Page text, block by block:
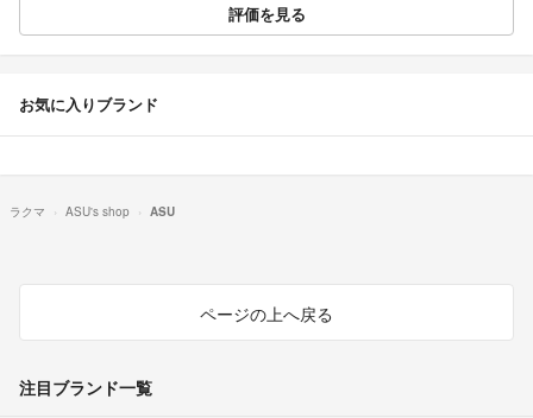
評価を見る
お気に入りブランド
ラクマ ASU's shop ASU
ページの上へ戻る
注目ブランド一覧